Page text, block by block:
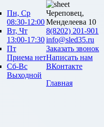
Пн, Ср
08:30-12:00
Вт, Чт
13:00-17:30
Пт
Приема нет
Сб-Вс
Выходной
Череповец,
Менделеева 10
8(8202) 201-901
info@sled35.ru
Заказать звонок
Написать нам
ВКонтакте
Главная